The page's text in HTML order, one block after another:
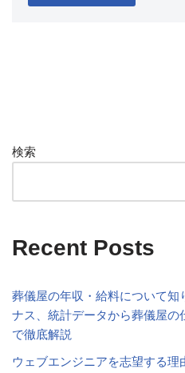
検索
Recent Posts
葬儀屋の年収・給料について知
ナス、統計データから葬儀屋の
で徹底解説
ウェブエンジニアを志望する